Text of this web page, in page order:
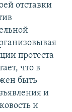
отставки
протеста
что в
быть
и
и